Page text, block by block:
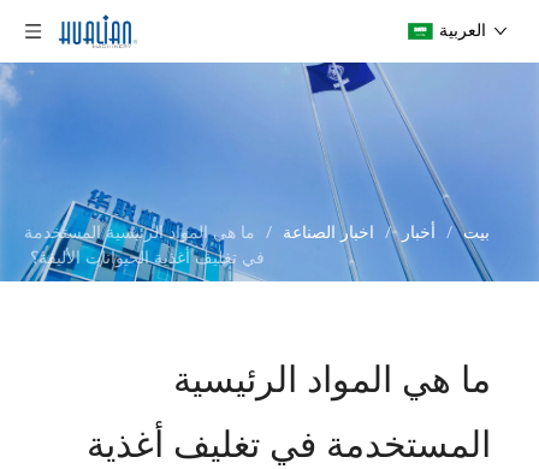
العربية
بيت / أخبار / اخبار الصناعة / ما هي المواد الرئيسية المستخدمة
في تغليف أغذية الحيوانات الأليفة؟
ما هي المواد الرئيسية
المستخدمة في تغليف أغذية